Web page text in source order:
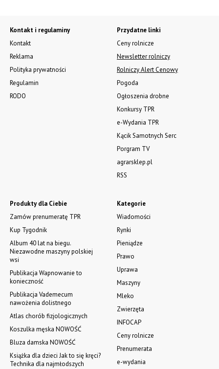
Kontakt i regulaminy
Kontakt
Reklama
Polityka prywatności
Regulamin
RODO
Kategorie
Wiadomości
Rynki
Pieniądze
Prawo
Uprawa
Maszyny
Mleko
Zwierzęta
INFOCAP
Ceny rolnicze
Prenumerata
e-wydania
Produkty dla Ciebie
Zamów prenumeratę TPR
Kup Tygodnik
Album 40 lat na biegu.
Niezawodne maszyny polskiej
wsi
Publikacja Wapnowanie to
konieczność
Publikacja Vademecum
nawożenia dolistnego
Atlas chorób fizjologicznych
Koszulka męska NOWOŚĆ
Bluza damska NOWOŚĆ
Książka dla dzieci Jak to się kręci?
Technika dla najmłodszych
Przydatne linki
Ceny rolnicze
Newsletter rolniczy
Rolniczy Alert Cenowy
Pogoda
Ogłoszenia drobne
Konkursy TPR
e-Wydania TPR
Kącik Samotnych Serc
Porgram TV
agrarsklep.pl
RSS